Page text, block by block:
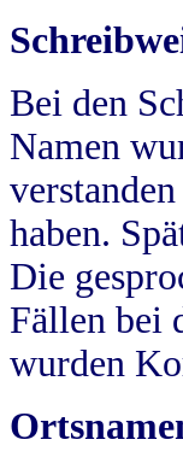
Bei den
Namen
haben.
Die
Fällen bei
wurden